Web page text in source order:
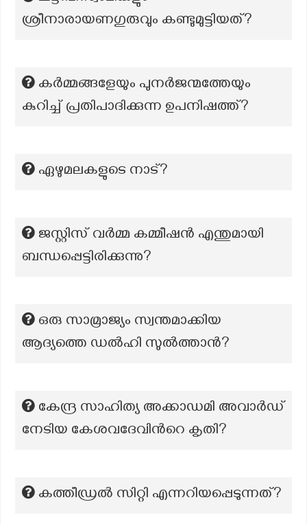
ശ്രീനാരായണഗുരുവും കണ്ടുമുട്ടിയത്?
കർമ്മങ്ങളേയും പുനർജന്മത്തേയും
കുറിച്ച് പ്രതിപാദിക്കുന്ന ഉപനിഷത്ത്?
ഏഴുമലകളുടെ നാട്?
ജസ്റ്റിസ്‌ വര്‍മ്മ കമ്മീഷന്‍ എന്തുമായി
ബന്ധപ്പെട്ടിരിക്കുന്നു?
ഒരു സാമ്രാജ്യം സ്വന്തമാക്കിയ
ആദ്യത്തെ ഡൽഹി സുൽത്താൻ?
കേന്ദ്ര സാഹിത്യ അക്കാഡമി അവാര്‍ഡ്
നേടിയ കേശവദേവിന്‍റെ കൃതി?
കത്തീഡ്രൽ സിറ്റി എന്നറിയപ്പെടുന്നത്?